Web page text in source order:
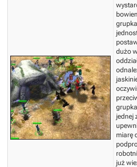
dużo
jednej
miarę
już